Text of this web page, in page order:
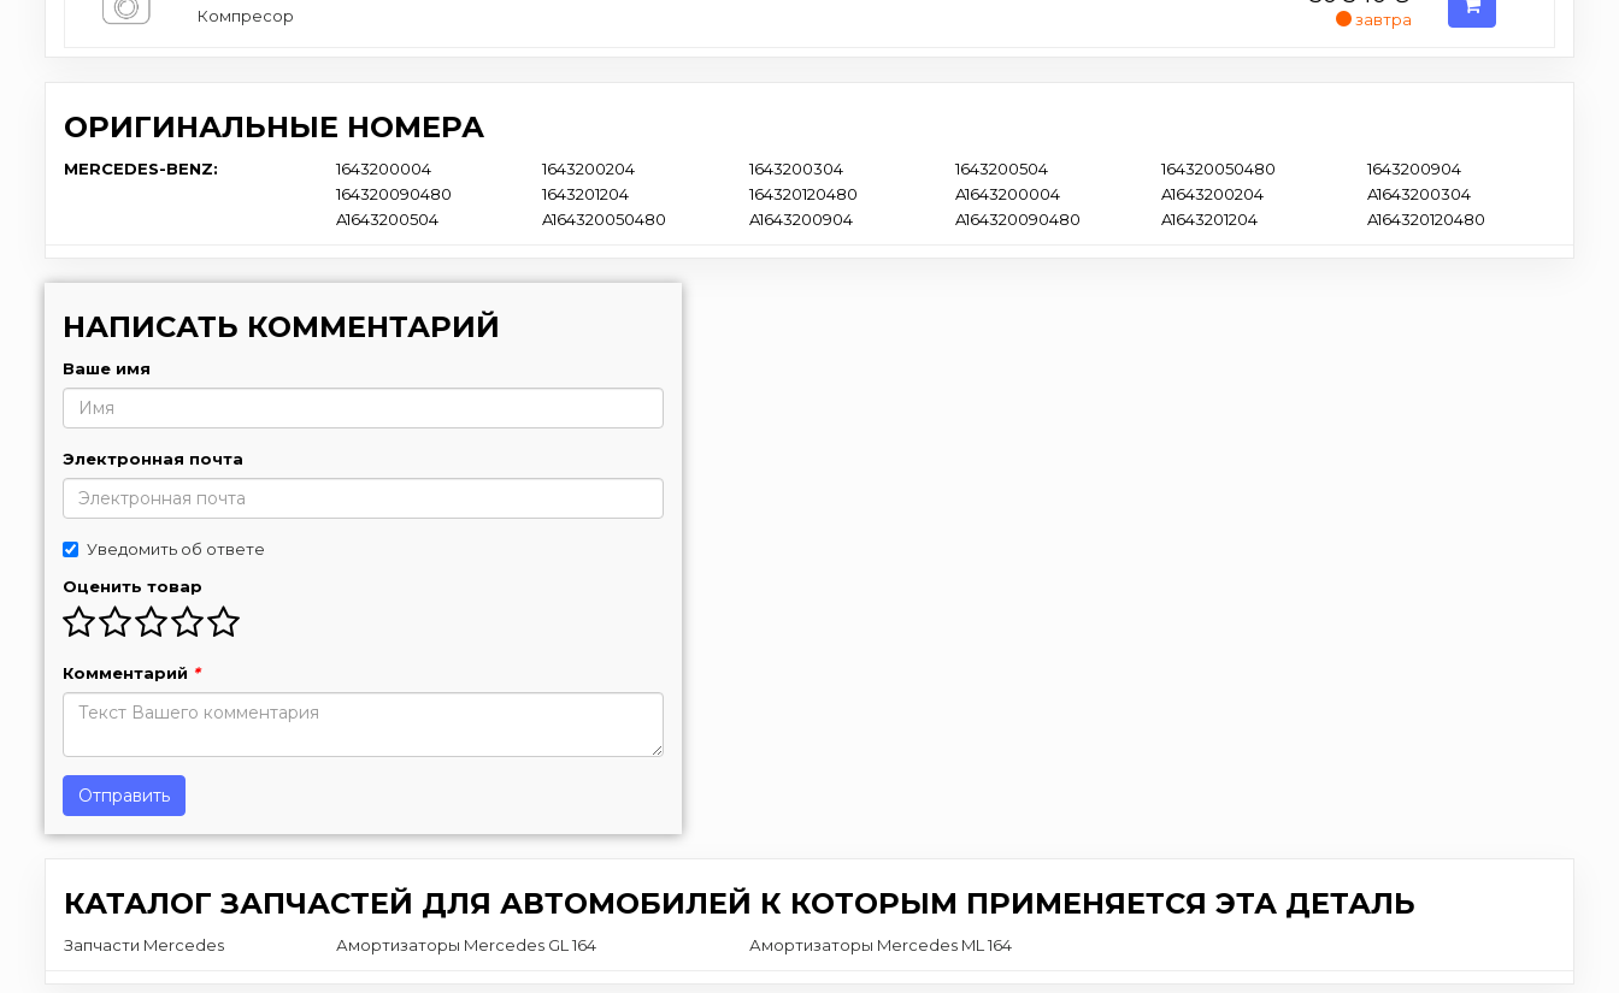
Компресор завтра
ОРИГИНАЛЬНЫЕ НОМЕРА
MERCEDES-BENZ: 1643200004 1643200204 1643200304 1643200504 164320050480
1643200904
164320090480
1643201204 164320120480 A1643200004 A1643200204
A1643200304
A1643200504
A164320050480 A1643200904 A164320090480 A1643201204 A164320120480
НАПИСАТЬ КОММЕНТАРИЙ
Ваше имя
Электронная почта
Уведомить об ответе
Оценить товар
Комментарий *
Отправить
КАТАЛОГ ЗАПЧАСТЕЙ ДЛЯ АВТОМОБИЛЕЙ К КОТОРЫМ ПРИМЕНЯЕТСЯ ЭТА ДЕТАЛЬ
Запчасти Mercedes Амортизаторы Mercedes GL 164 Амортизаторы Mercedes ML 164